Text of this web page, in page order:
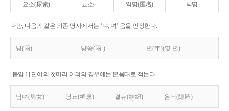
요소(尿素) 뇨소 익명(匿名) 닉명
다만, 다음과 같은 의존 명사에서는 ‘냐, 녀’ 음을 인정한다.
냥(兩) 냥쭝(兩-) 년(年)(몇 년)
[붙임 1] 단어의 첫머리 이외의 경우에는 본음대로 적는다.
남녀(男女) 당뇨(糖尿) 결뉴(結紐) 은닉(隱匿)